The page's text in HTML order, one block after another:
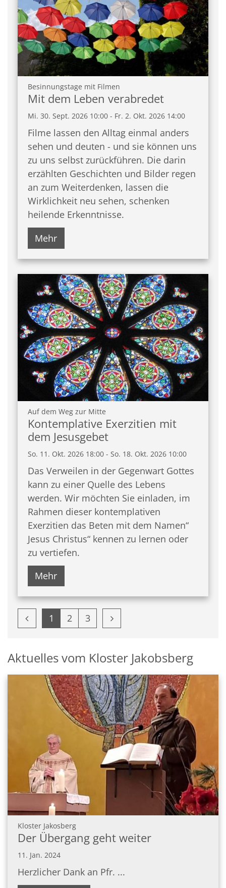
Besinnungstage mit Filmen
Mit dem Leben verabredet
Mi. 30. Sept. 2026 10:00 - Fr. 2. Okt. 2026 14:00
Filme lassen den Alltag einmal anders
sehen und deuten - und sie können uns
zu uns selbst zurückführen. Die darin
erzählten Geschichten und Bilder regen
an zum Weiterdenken, lassen die
Wirklichkeit neu sehen, schenken
heilende Erkenntnisse.
Mehr
Auf dem Weg zur Mitte
Kontemplative Exerzitien mit
dem Jesusgebet
So. 11. Okt. 2026 18:00 - So. 18. Okt. 2026 10:00
Das Verweilen in der Gegenwart Gottes
kann zu einer Quelle des Lebens
werden. Wir möchten Sie einladen, im
Rahmen dieser kontemplativen
Exerzitien das Beten mit dem Namen“
Jesus Christus“ kennen zu lernen oder
zu vertiefen.
Mehr
Vorherige Seite
1 2 3 Nächste Seite
Aktuelles vom Kloster Jakobsberg
Kloster Jakosberg:
Der Übergang geht weiter
11. Jan. 2024
Herzlicher Dank an Pfr. ...